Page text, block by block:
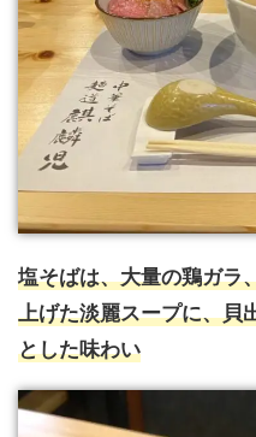
塩そばは、大量の鶏ガラ
上げた淡麗スープに、貝
とした味わい